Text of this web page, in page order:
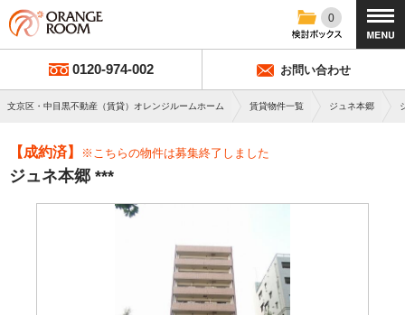
0
0120-974-002 お問い合わせ
文京区・中目黒不動産（賃貸）オレンジルームホーム 賃貸物件一覧 ジュネ本郷
【成約済】 ※こちらの物件は募集終了しました
ジュネ本郷 ***